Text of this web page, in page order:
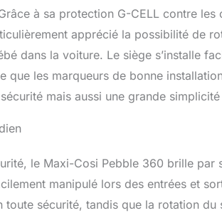
! PROTECTION G-
de votre bébé, le
G-CELL contre les
renforcée sur les
et de la hauteur
extra-large, Pebble
croissance LA 360
notre Pebble 360
surveillance de
à sa protection G-CELL contre
apprécié la possibilité de
dans la voiture. Le siège s’installe
que les marqueurs de bonne
mais aussi une grande
le Maxi-Cosi Pebble 360 brille
manipulé lors des entrées et
toute sécurité, tandis que la rotation du